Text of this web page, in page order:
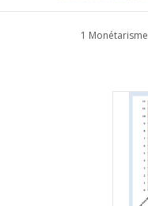
1 Monétarisme